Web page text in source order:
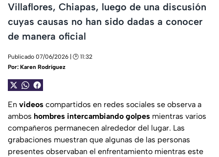
Villaflores, Chiapas, luego de una discusión
cuyas causas no han sido dadas a conocer
de manera oficial
Publicado 07/06/2026 | 🕑 11:32
Por: Karen Rodríguez
En videos compartidos en redes sociales se observa a
ambos hombres intercambiando golpes mientras varios
compañeros permanecen alrededor del lugar. Las
grabaciones muestran que algunas de las personas
presentes observaban el enfrentamiento mientras este